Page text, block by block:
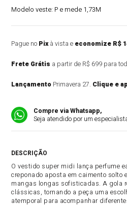
Modelo veste: P e mede 1,73M
Pague no Pixà vista e economize R$
Frete Grátis a partir de R$ 699 para
Lançamento Primavera 27. Clique e
Compre via Whatsapp,
Seja atendido por um
O vestido super midi lança perfume
creponado aposta em caimento solto e
mangas longas sofisticadas. A gola
clássicas, tornando a peça uma
atemporal para acompanhar